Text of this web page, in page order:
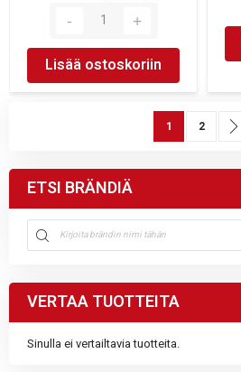
Lisää ostoskoriin
SivuYou're
1 Sivu
2
ETSI BRÄNDIÄ
VERTAA TUOTTEITA
Sinulla ei vertailtavia tuotteita.